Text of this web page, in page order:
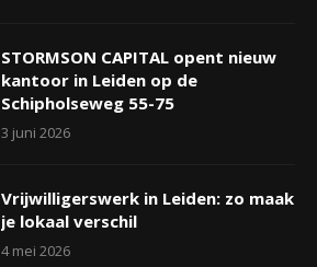
STORMSON CAPITAL opent nieuw
kantoor in Leiden op de
Schipholseweg 55-75
3 juni 2026
Vrijwilligerswerk in Leiden: zo maak
je lokaal verschil
4 mei 2026